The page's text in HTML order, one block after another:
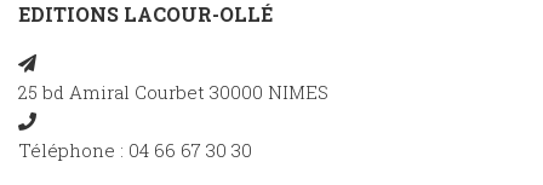
EDITIONS LACOUR-OLLÉ
25 bd Amiral Courbet 30000 NIMES
Téléphone : 04 66 67 30 30